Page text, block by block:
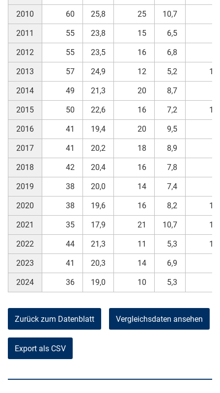
2010 60 25,8 25 10,7
2011 55 23,8 15 6,5
2012 55 23,5 16 6,8
2013 57 24,9 12 5,2 10
2014 49 21,3 20 8,7
2015 50 22,6 16 7,2 10
2016 41 19,4 20 9,5
2017 41 20,2 18 8,9
2018 42 20,4 16 7,8
2019 38 20,0 14 7,4
2020 38 19,6 16 8,2 11
2021 35 17,9 21 10,7 12
2022 44 21,3 11 5,3 11
2023 41 20,3 14 6,9
2024 36 19,0 10 5,3
Zurück zum Datenblatt Vergleichsdaten ansehen
Export als CSV